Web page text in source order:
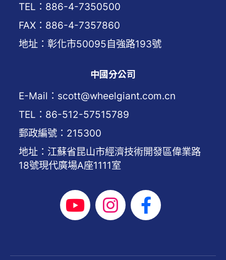
TEL：886-4-7350500
FAX：886-4-7357860
地址：彰化市50095自強路193號
中國分公司
E-Mail：scott@wheelgiant.com.cn
TEL：86-512-57515789
郵政編號：215300
地址：江蘇省昆山市經濟技術開發區偉業路
18號現代廣場A座1111室